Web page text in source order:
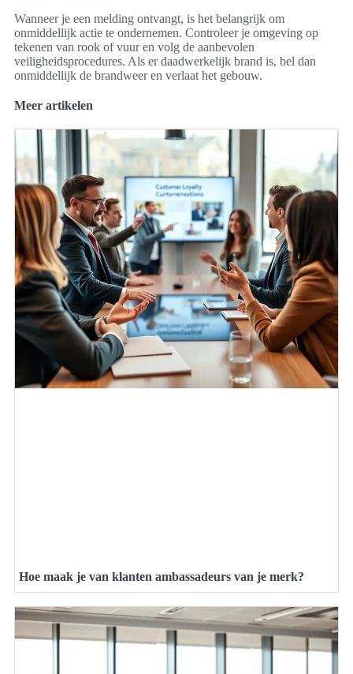
Wanneer je een melding ontvangt, is het belangrijk om
onmiddellijk actie te ondernemen. Controleer je omgeving op
tekenen van rook of vuur en volg de aanbevolen
veiligheidsprocedures. Als er daadwerkelijk brand is, bel dan
onmiddellijk de brandweer en verlaat het gebouw.
Meer artikelen
Hoe maak je van klanten ambassadeurs van je merk?